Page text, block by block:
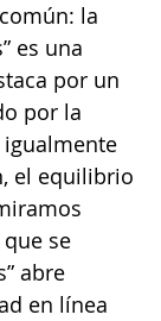
la
es una
por un
por la
el equilibrio
se
abre
en línea